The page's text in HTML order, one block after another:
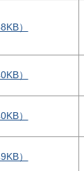
）
）
）
）